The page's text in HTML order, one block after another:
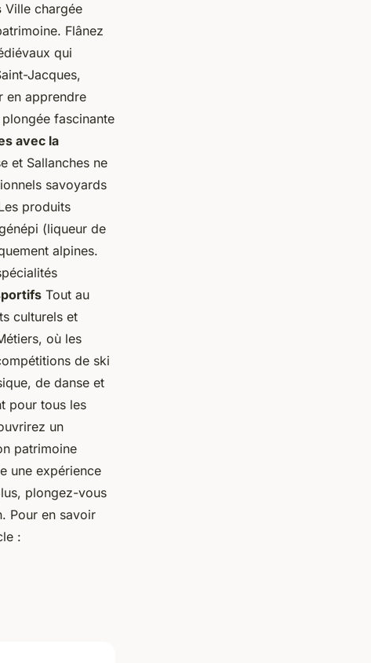
Ville chargée
Flânez
qui
Jacques,
en apprendre
fascinante
avec la
et Sallanches ne
savoyards
produits
(liqueur de
alpines.
Tout au
culturels et
où les
de ski
de danse et
pour tous les
un
patrimoine
une expérience
plongez-vous
Pour en savoir
: